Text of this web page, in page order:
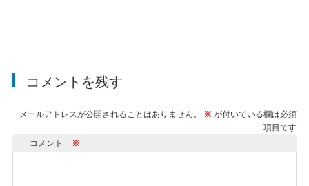
コメントを残す
メールアドレスが公開されることはありません。 ※ が付いている欄は必須
項目です
コメント ※